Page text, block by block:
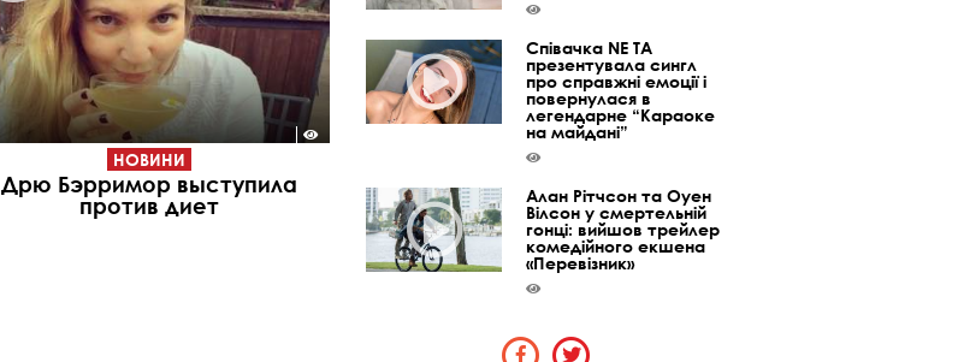
НОВИНИ
Дрю Бэрримор выступила
против диет
Співачка NE TA
презентувала сингл
про справжні емоції і
повернулася в
легендарне “Караоке
на майдані”
Алан Рітчсон та Оуен
Вілсон у смертельній
гонці: вийшов трейлер
комедійного екшена
«Перевізник»